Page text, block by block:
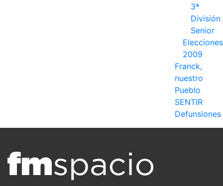
3ª
División
Senior
Elecciones
2009
Franck,
nuestro
Pueblo
SENTIR
Defunsiones